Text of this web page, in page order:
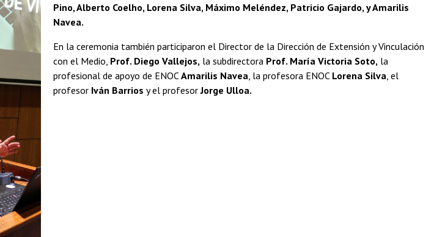
Pino, Alberto Coelho, Lorena Silva, Máximo Meléndez, Patricio Gajardo, y Amarilis
Navea.
En la ceremonia también participaron el Director de la Dirección de Extensión y Vinculación
con el Medio, Prof. Diego Vallejos, la subdirectora Prof. María Victoria Soto, la
profesional de apoyo de ENOC Amarilis Navea , la profesora ENOC Lorena Silva , el
profesor Iván Barrios y el profesorJorge Ulloa.